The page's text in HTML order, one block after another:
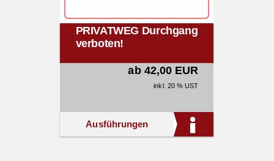
PRIVATWEG Durchgang
verboten!
ab 42,00 EUR
inkl. 20 % UST
Ausführungen